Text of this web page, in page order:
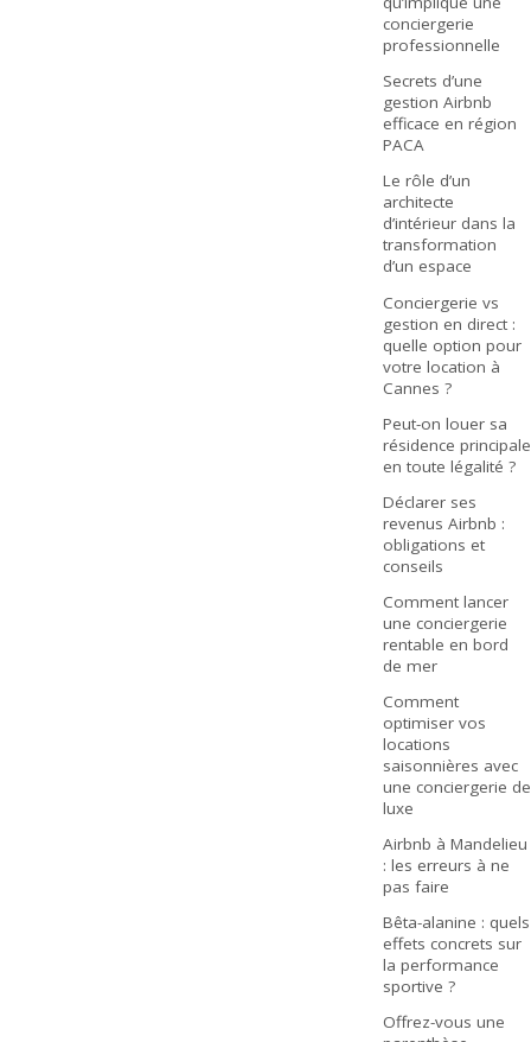
conciergerie
professionnelle
Secrets d’une
gestion Airbnb
efficace en région
PACA
Le rôle d’un
architecte
d’intérieur dans la
transformation
d’un espace
Conciergerie vs
gestion en direct :
quelle option pour
votre location à
Cannes ?
Peut-on louer sa
résidence principale
en toute légalité ?
Déclarer ses
revenus Airbnb :
obligations et
conseils
Comment lancer
une conciergerie
rentable en bord
de mer
Comment
optimiser vos
locations
saisonnières avec
une conciergerie de
luxe
Airbnb à Mandelieu
: les erreurs à ne
pas faire
Bêta-alanine : quels
effets concrets sur
la performance
sportive ?
Offrez-vous une